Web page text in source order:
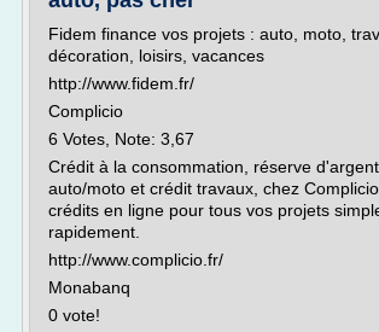
Fidem finance vos projets : auto, moto,
décoration, loisirs, vacances
http://www.fidem.fr/
Complicio
6 Votes, Note: 3,67
Crédit à la consommation, réserve
auto/moto et crédit travaux, chez
crédits en ligne pour tous vos projets
rapidement.
http://www.complicio.fr/
Monabanq
0 vote!